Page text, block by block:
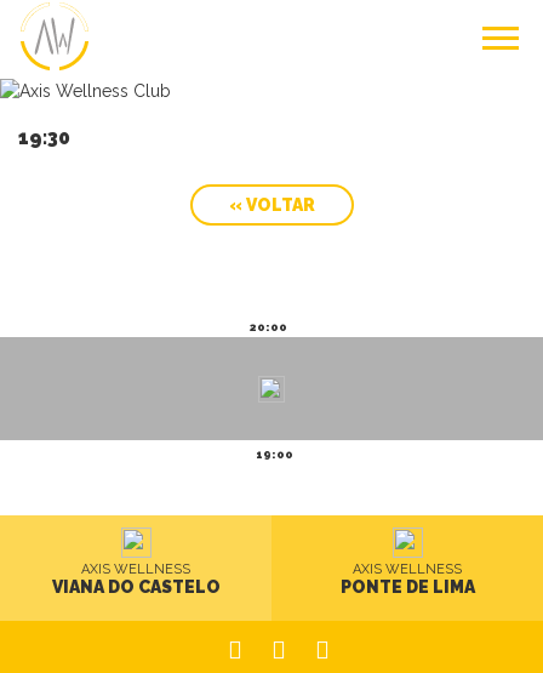
19:30
« VOLTAR
20:00
19:00
AXIS WELLNESS
VIANA DO CASTELO
AXIS WELLNESS
PONTE DE LIMA